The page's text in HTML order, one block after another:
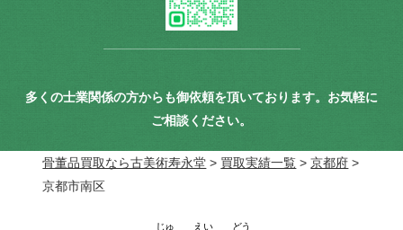
多くの士業関係の方からも御依頼を頂いております。お気軽に
ご相談ください。
骨董品買取なら古美術寿永堂 > 買取実績一覧 >京都府 >
京都市南区